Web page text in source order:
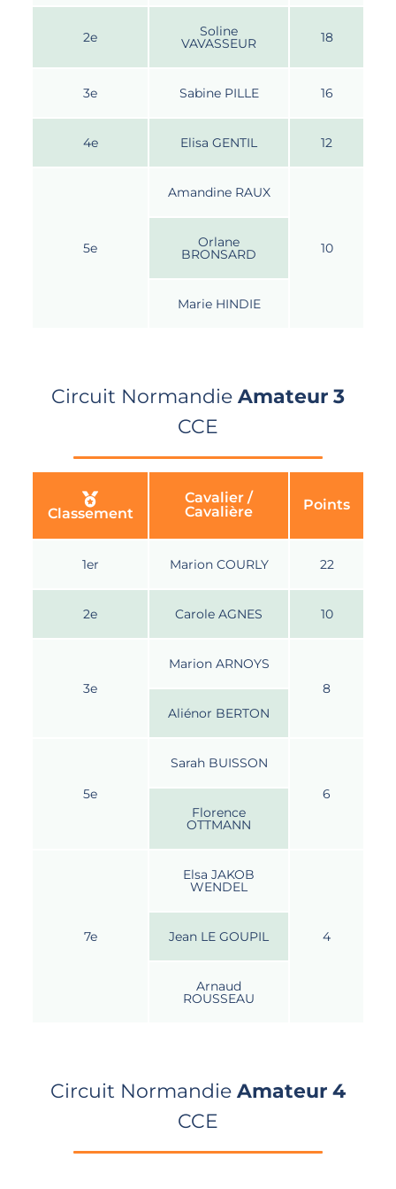
2e Soline
VAVASSEUR 18
3e Sabine PILLE 16
4e Elisa GENTIL 12
5e
Amandine RAUX
10
Orlane
BRONSARD
Marie HINDIE
Circuit Normandie Amateur 3
CCE
Classement
Cavalier /
Cavalière
Points
1er Marion COURLY 22
2e Carole AGNES 10
3e
Marion ARNOYS
8
Aliénor BERTON
5e
Sarah BUISSON
6
Florence
OTTMANN
7e
Elsa JAKOB
WENDEL
4
Jean LE GOUPIL
Arnaud
ROUSSEAU
Circuit Normandie Amateur 4
CCE